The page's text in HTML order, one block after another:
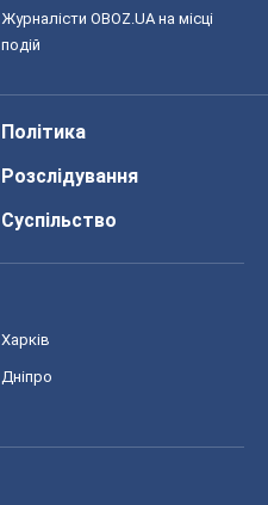
Журналісти OBOZ.UA на місці
подій
Політика
Розслідування
Суспільство
Харків
Дніпро